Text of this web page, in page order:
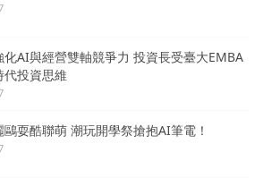
化AI與經營雙軸競爭力 投資長受臺大EMBA
投資思維
鷗耍酷聯萌 潮玩開學祭搶抱AI筆電！